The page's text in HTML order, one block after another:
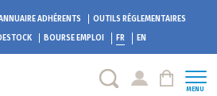
ADHÉRENTS
OUTILS RÉGLEMENTAIRES
BOURSE EMPLOI FR EN
MENU